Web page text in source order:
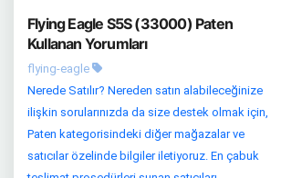
Flying Eagle S5S (33000) Paten
Kullanan Yorumları
flying-eagle
Nerede Satılır? Nereden satın alabileceğinize
ilişkin sorularınızda da size destek olmak için,
Paten kategorisindeki diğer mağazalar ve
satıcılar özelinde bilgiler iletiyoruz. En çabuk